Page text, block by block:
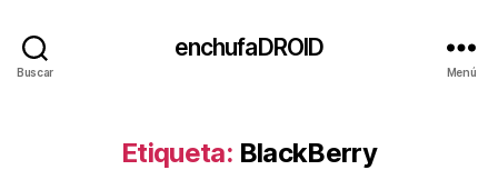
Buscar
enchufaDROID
Menú
Etiqueta: BlackBerry